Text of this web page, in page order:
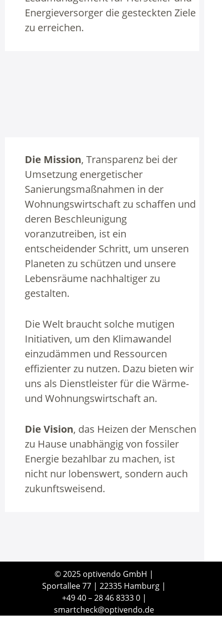
Energieversorger die gesteckten Ziele
zu erreichen.
Die Mission, Transparenz bei der
Umsetzung energetischer
Sanierungsmaßnahmen in der
Wohnungswirtschaft zu schaffen und
deren Beschleunigung
voranzutreiben, ist ein
entscheidender Schritt, um unseren
Planeten zu schützen und unsere
Lebensräume nachhaltiger zu
gestalten.
Die Welt braucht solche mutigen
Initiativen, um den Klimawandel
einzudämmen und Ressourcen
effizienter zu nutzen. Dazu bieten wir
uns als Dienstleister für die Wärme-
und Wohnungswirtschaft an.
Die Vision, das Heizen der Menschen
zu Hause unabhängig von fossiler
Energie bezahlbar zu machen, ist
nicht nur lobenswert, sondern auch
zukunftsweisend.
© 2025 optivendo GmbH |
Sportallee 77 | 22335 Hamburg |
+49 40 – 28 46 8333 0 |
smartcheck@optivendo.de